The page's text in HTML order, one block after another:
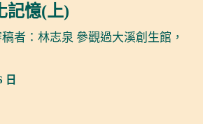
記憶(上)
者：林志泉 參觀過大溪創生館，
日